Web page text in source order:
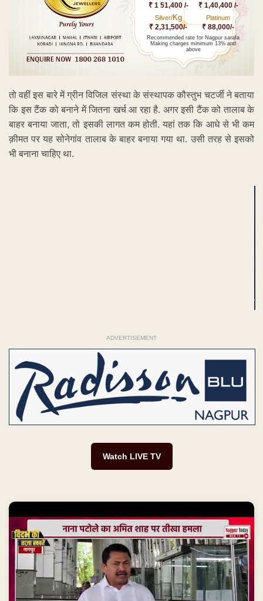
₹ 1 51,400 /- ₹ 1,40,400 /-
Silver/Kg
₹ 2,31,500/-
Platinum
₹ 88,000/-
Recommended rate for Nagpur sarafa
Making charges minimum 13% and
above
तो वहीं इस बारे में ग्रीन विजिल संस्था के संस्थापक कौस्तुभ चटर्जी ने बताया
कि इस टैंक को बनाने में जितना खर्च आ रहा है. अगर इसी टैंक को तालाब के
बाहर बनाया जाता, तो इसकी लागत कम होती. यहां तक कि आधे से भी कम
क़ीमत पर यह सोनेगांव तालाब के बाहर बनाया गया था. उसी तरह से इसको
भी बनाना चाहिए था.
ADVERTISEMENT
Watch LIVE TV